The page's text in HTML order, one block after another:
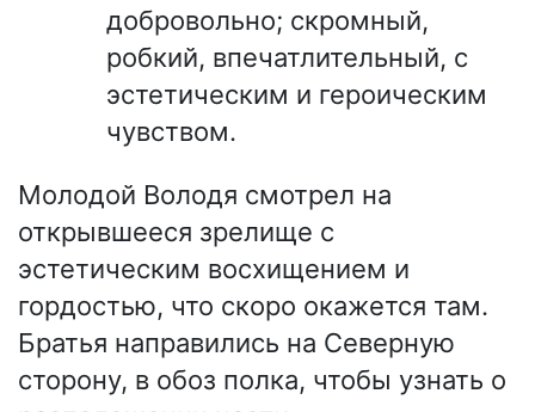
добровольно; скромный,
робкий, впечатлительный, с
эстетическим и героическим
чувством.
Молодой Володя смотрел на
открывшееся зрелище с
эстетическим восхищением и
гордостью, что скоро окажется там.
Братья направились на Северную
сторону, в обоз полка, чтобы узнать о